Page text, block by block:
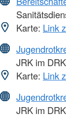
Karte: Link
JRK im
Karte: Link
JRK im